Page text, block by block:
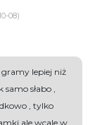
08)
gramy lepiej niż
słabo ,
, tylko
ale wcale w